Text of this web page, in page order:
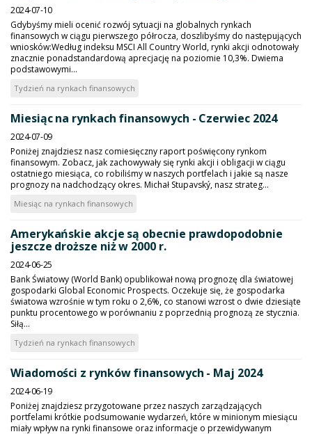
2024-07-10
Gdybyśmy mieli ocenić rozwój sytuacji na globalnych rynkach
finansowych w ciągu pierwszego półrocza, doszlibyśmy do następujących
wniosków:Według indeksu MSCI All Country World, rynki akcji odnotowały
znacznie ponadstandardową aprecjację na poziomie 10,3%. Dwiema
podstawowymi...
Tydzień na rynkach finansowych
Miesiąc na rynkach finansowych - Czerwiec 2024
2024-07-09
Poniżej znajdziesz nasz comiesięczny raport poświęcony rynkom
finansowym. Zobacz, jak zachowywały się rynki akcji i obligacji w ciągu
ostatniego miesiąca, co robiliśmy w naszych portfelach i jakie są nasze
prognozy na nadchodzący okres. Michał Stupavský, nasz strateg...
Miesiąc na rynkach finansowych
Amerykańskie akcje są obecnie prawdopodobnie
jeszcze droższe niż w 2000 r.
2024-06-25
Bank Światowy (World Bank) opublikował nową prognozę dla światowej
gospodarki Global Economic Prospects. Oczekuje się, że gospodarka
światowa wzrośnie w tym roku o 2,6%, co stanowi wzrost o dwie dziesiąte
punktu procentowego w porównaniu z poprzednią prognozą ze stycznia.
Siłą...
Tydzień na rynkach finansowych
Wiadomości z rynków finansowych - Maj 2024
2024-06-19
Poniżej znajdziesz przygotowane przez naszych zarządzających
portfelami krótkie podsumowanie wydarzeń, które w minionym miesiącu
miały wpływ na rynki finansowe oraz informacje o przewidywanym